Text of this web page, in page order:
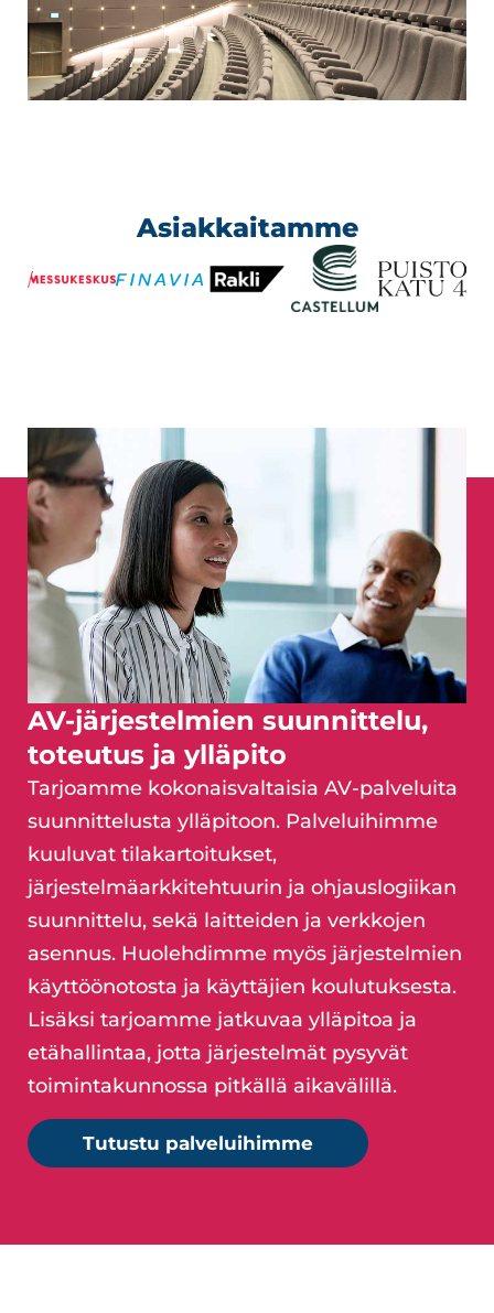
Asiakkaitamme
AV-järjestelmien suunnittelu,
toteutus ja ylläpito
Tarjoamme kokonaisvaltaisia AV-palveluita
suunnittelusta ylläpitoon. Palveluihimme
kuuluvat tilakartoitukset,
järjestelmäarkkitehtuurin ja ohjauslogiikan
suunnittelu, sekä laitteiden ja verkkojen
asennus. Huolehdimme myös järjestelmien
käyttöönotosta ja käyttäjien koulutuksesta.
Lisäksi tarjoamme jatkuvaa ylläpitoa ja
etähallintaa, jotta järjestelmät pysyvät
toimintakunnossa pitkällä aikavälillä.
Tutustu palveluihimme